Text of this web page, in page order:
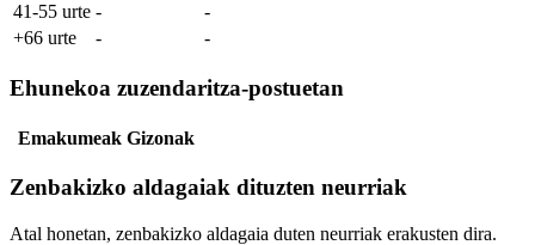
41-55 urte -
-
+66 urte
- -
Ehunekoa zuzendaritza-postuetan
Emakumeak Gizonak
Zenbakizko aldagaiak dituzten neurriak
Atal honetan, zenbakizko aldagaia duten neurriak erakusten dira.